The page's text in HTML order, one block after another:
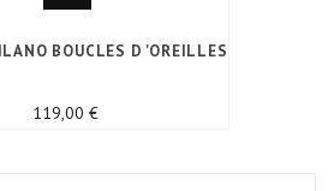
BOUCLES D 'OREILLES
119,00 €Prix